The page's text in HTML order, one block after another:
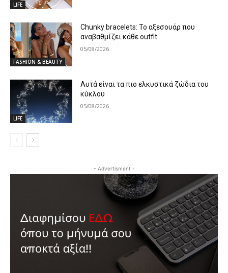
LIFE
FASHION & BEAUTY
Chunky bracelets: Το αξεσουάρ που
αναβαθμίζει κάθε outfit
05/08/2026
LIFE
Αυτά είναι τα πιο ελκυστικά ζώδια του
κύκλου
05/08/2026
- Advertisment -